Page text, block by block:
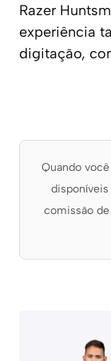
Razer
experiência
digitação,
Quando
comissão